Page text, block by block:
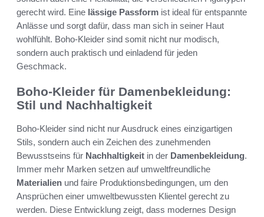
gerecht wird. Eine lässige Passform ist ideal für entspannte
Anlässe und sorgt dafür, dass man sich in seiner Haut
wohlfühlt. Boho-Kleider sind somit nicht nur modisch,
sondern auch praktisch und einladend für jeden
Geschmack.
Boho-Kleider für Damenbekleidung:
Stil und Nachhaltigkeit
Boho-Kleider sind nicht nur Ausdruck eines einzigartigen
Stils, sondern auch ein Zeichen des zunehmenden
Bewusstseins für Nachhaltigkeit in der Damenbekleidung.
Immer mehr Marken setzen auf umweltfreundliche
Materialien und faire Produktionsbedingungen, um den
Ansprüchen einer umweltbewussten Klientel gerecht zu
werden. Diese Entwicklung zeigt, dass modernes Design